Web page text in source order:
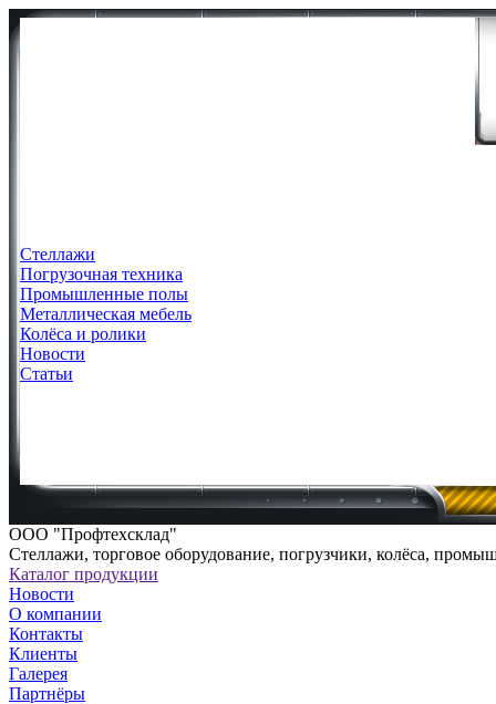
Стеллажи
Погрузочная техника
Промышленные полы
Металлическая мебель
Колёса и ролики
Новости
Статьи
ООО "Профтехсклад"
Cтеллажи, торговое оборудование, погрузчики, колёса,
Каталог продукции
Новости
О компании
Контакты
Клиенты
Галерея
Партнёры